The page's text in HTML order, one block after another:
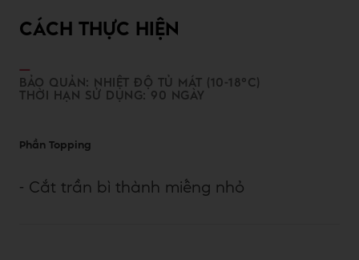
CÁCH THỰC HIỆN
BẢO QUẢN: NHIỆT ĐỘ TỦ MÁT (10-18°C)
THỜI HẠN SỬ DỤNG: 90 NGÀY
Phần Topping
- Cắt trần bì thành miếng nhỏ